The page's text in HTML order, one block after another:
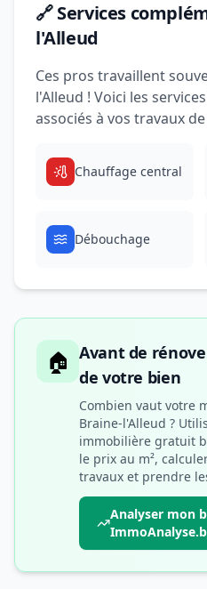
🔗 Services
l'Alleud
Ces pros travaillent
l'Alleud ! Voici les
associés à vos travaux
Chauffage central
Débouchage
🏠 Avant de
de votre bien
Combien vaut votre
Braine-l'Alleud ?
immobilière gratuit
le prix au m²,
travaux et prendre
Analyser mon